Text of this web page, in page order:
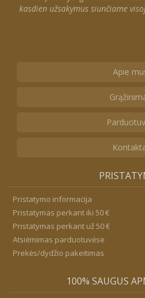
kasdien užsakymus siunčiame
Apie
Pristatymo informacija
Pristatymas perkant iki 50 €
Pristatymas perkant už 50 €
Atsiėmimas parduotuvėse
Prekės/dydžio pakeitimas
100% SAUGUS